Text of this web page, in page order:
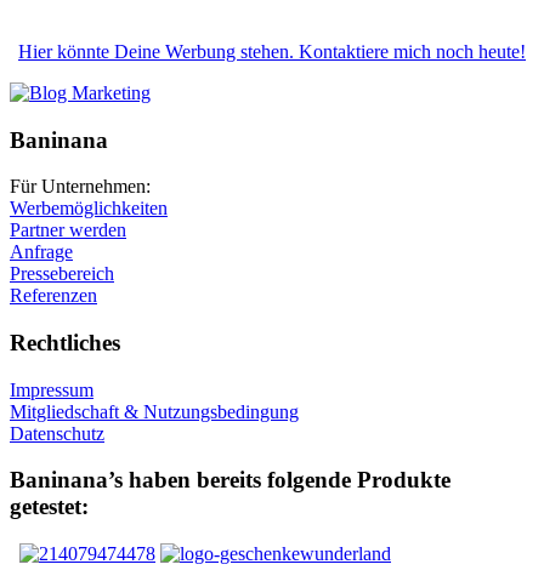
Hier könnte Deine Werbung stehen. Kontaktiere mich noch heute!
Baninana
Für Unternehmen:
Werbemöglichkeiten
Partner werden
Anfrage
Pressebereich
Referenzen
Rechtliches
Impressum
Mitgliedschaft & Nutzungsbedingung
Datenschutz
Baninana’s haben bereits folgende Produkte
getestet: